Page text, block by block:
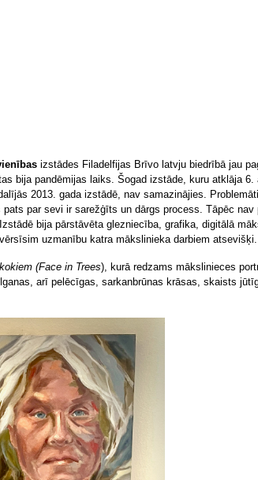
izstādes Filadelfijas Brīvo latvju biedrībā jau
bija pandēmijas laiks. Šogad izstāde, kuru atklāja
2013. gada izstādē, nav samazinājies.
par sevi ir sarežģīts un dārgs process. Tāpēc nav
bija pārstāvēta glezniecība, grafika, digitālā
uzmanību katra mākslinieka darbiem atsevišķi.
(Face in Trees), kurā redzams mākslinieces
arī pelēcīgas, sarkanbrūnas krāsas, skaists